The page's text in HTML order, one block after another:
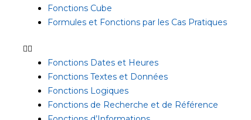
Fonctions Cube
Formules et Fonctions par les Cas Pratiques
Fonctions Dates et Heures
Fonctions Textes et Données
Fonctions Logiques
Fonctions de Recherche et de Référence